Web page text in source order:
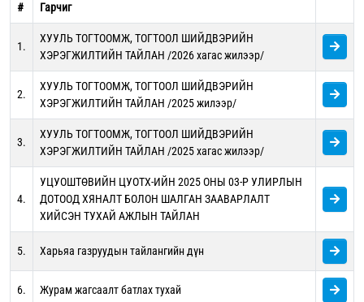
# Гарчиг
1.
ХУУЛЬ ТОГТООМЖ, ТОГТООЛ ШИЙДВЭРИЙН
ХЭРЭГЖИЛТИЙН ТАЙЛАН /2026 хагас жилээр/
2.
ХУУЛЬ ТОГТООМЖ, ТОГТООЛ ШИЙДВЭРИЙН
ХЭРЭГЖИЛТИЙН ТАЙЛАН /2025 жилээр/
3.
ХУУЛЬ ТОГТООМЖ, ТОГТООЛ ШИЙДВЭРИЙН
ХЭРЭГЖИЛТИЙН ТАЙЛАН /2025 хагас жилээр/
4.
УЦУОШТӨВИЙН ЦУОТХ-ИЙН 2025 ОНЫ 03-Р УЛИРЛЫН
ДОТООД ХЯНАЛТ БОЛОН ШАЛГАН ЗААВАРЛАЛТ
ХИЙСЭН ТУХАЙ АЖЛЫН ТАЙЛАН
5. Харьяа газруудын тайлангийн дүн
6. Журам жагсаалт батлах тухай